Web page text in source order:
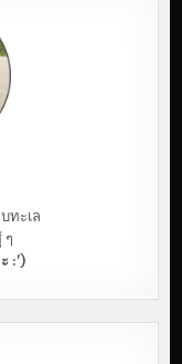
ทะเล
ๆ
:')